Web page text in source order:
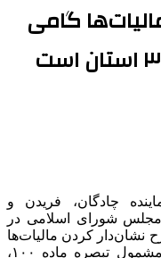
گامی
چادگان، فریدن و
شورای اسلامی در
نشان‌دار کردن مالیات‌ها
مالیاتی مشمول تبصره ماده ۱۰۰،